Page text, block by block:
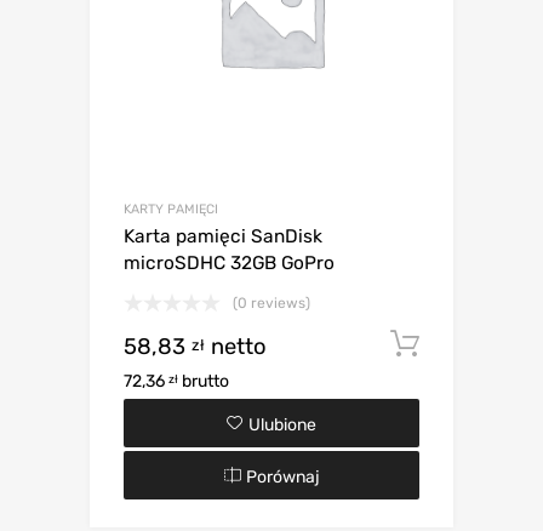
KARTY PAMIĘCI
Karta pamięci SanDisk
microSDHC 32GB GoPro
(0 reviews)
58,83 zł netto
72,36 zł brutto
Ulubione
Porównaj